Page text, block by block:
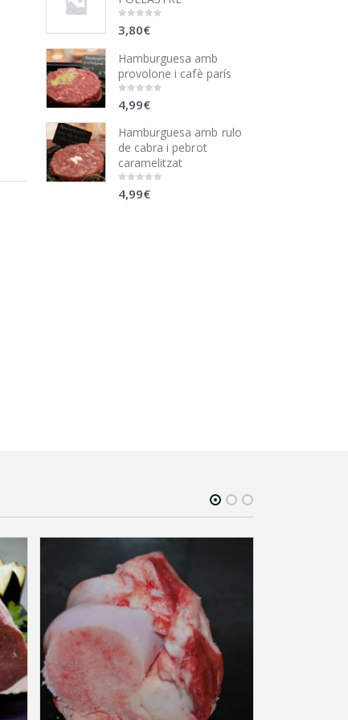
0
out
5
3,80€
Hamburguesa amb
provolone i cafè parís
0
out
5
4,99€
Hamburguesa amb rulo
de cabra i pebrot
caramelitzat
0
out
4,99€